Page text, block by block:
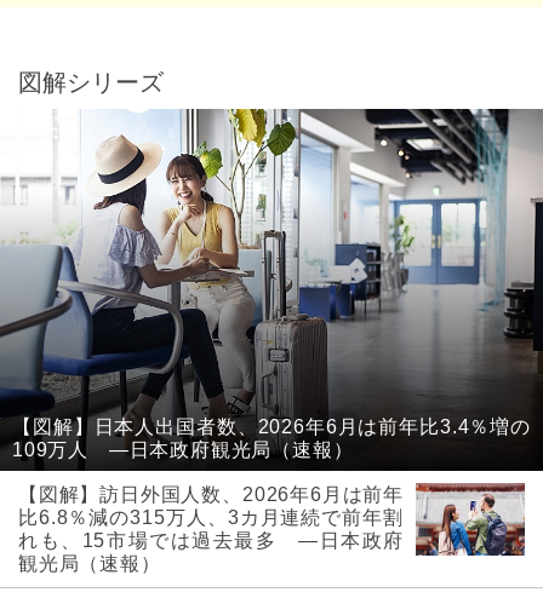
図解シリーズ
【図解】日本人出国者数、2026年6月は前年比3.4％増の
109万人 ―日本政府観光局（速報）
【図解】訪日外国人数、2026年6月は前年
比6.8％減の315万人、3カ月連続で前年割
れも、15市場では過去最多 ―日本政府
観光局（速報）